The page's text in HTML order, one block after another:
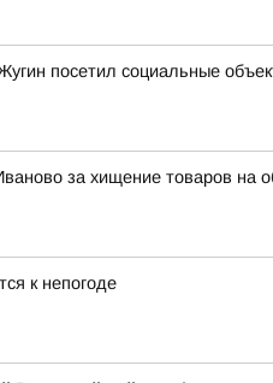
посетил социальные
за хищение товаров на
к непогоде